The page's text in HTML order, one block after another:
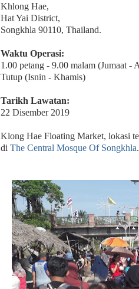
Khlong Hae,
Hat Yai District,
Songkhla 90110, Thailand.
Waktu Operasi:
1.00 petang - 9.00 malam (Jumaat -
Tutup (Isnin - Khamis)
Tarikh Lawatan:
22 Disember 2019
Klong Hae Floating Market, lokasi
di The Central Mosque Of Songkhla.